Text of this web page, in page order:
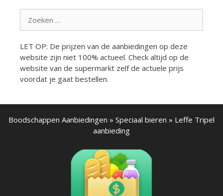
naar:
LET OP: De prijzen van de aanbiedingen op deze
website zijn niet 100% actueel. Check altijd op de
website van de supermarkt zelf de actuele prijs
voordat je gaat bestellen.
Boodschappen Aanbiedingen » Speciaal bieren » Leffe Tripel
aanbieding